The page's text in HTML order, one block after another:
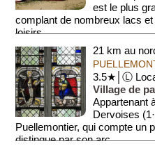
est le plus
complant de nombreux lacs
loisirs...
21 km au
3.5★│Ⓛ
Village de
Appartenant
Dervoises
Puellemontier, qui compte un
distingue par son arc...